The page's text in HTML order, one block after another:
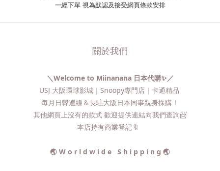
一經下單 視為默認及接受網頁條款安排
關於我們
＼Welcome to Miinanana 日本代購✨／
USJ 大阪環球影城｜Snoopy專門店｜卡通精品
每月日韓連線＆長駐大阪日本同事親身採購！
其他網頁上沒有的款式 歡迎提供連結向我們查詢📨​
本店持有商業登記🔖
🌏 W o r l d w i d e S h i p p i n g 🌏